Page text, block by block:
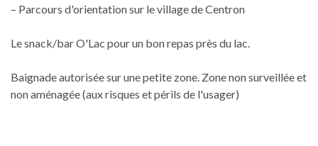
– Parcours d'orientation sur le village de Centron
Le snack/bar O'Lac pour un bon repas près du lac.
Baignade autorisée sur une petite zone. Zone non surveillée et
non aménagée (aux risques et périls de l'usager)